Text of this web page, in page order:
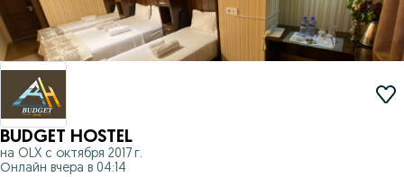
BUDGET HOSTEL
на OLX с октября 2017 г.
Онлайн вчера в 04:14